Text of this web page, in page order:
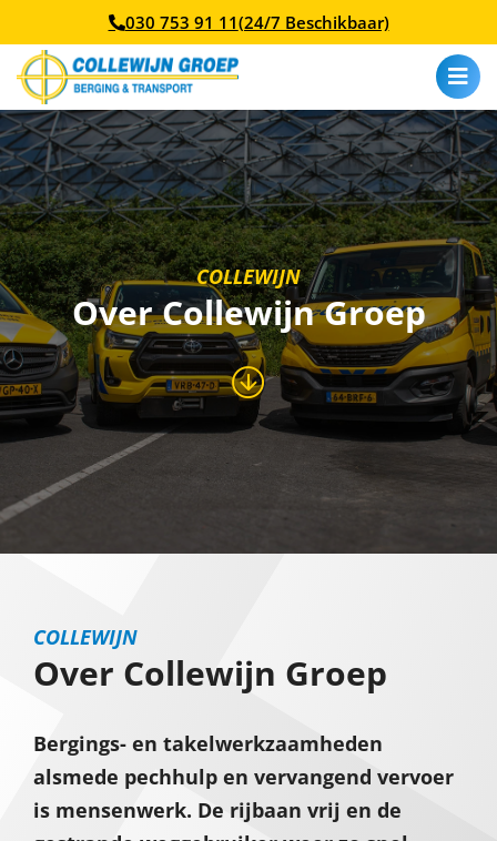
030 753 91 11(24/7 Beschikbaar)
COLLEWIJN
Over Collewijn Groep
COLLEWIJN
Over Collewijn Groep
Bergings- en takelwerkzaamheden
alsmede pechhulp en vervangend vervoer
is mensenwerk. De rijbaan vrij en de